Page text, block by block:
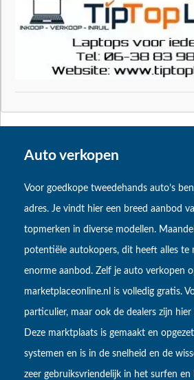
Auto verkopen
Voor goedkope tweedehands auto’s
adres. Je vindt hier een breed aanbod
topmerken in diverse modellen.
potentiële autokopers, dit heeft alles te
enorme aanbod. Zelf je auto verkopen
marketplaceonline.nl is volledig gratis.
particulier, maar ook de dealers zijn
Deze marktplaats is gemaakt en
systemen en is in de snelheid en de
zeer gebruiksvriendelijk in het surfen en